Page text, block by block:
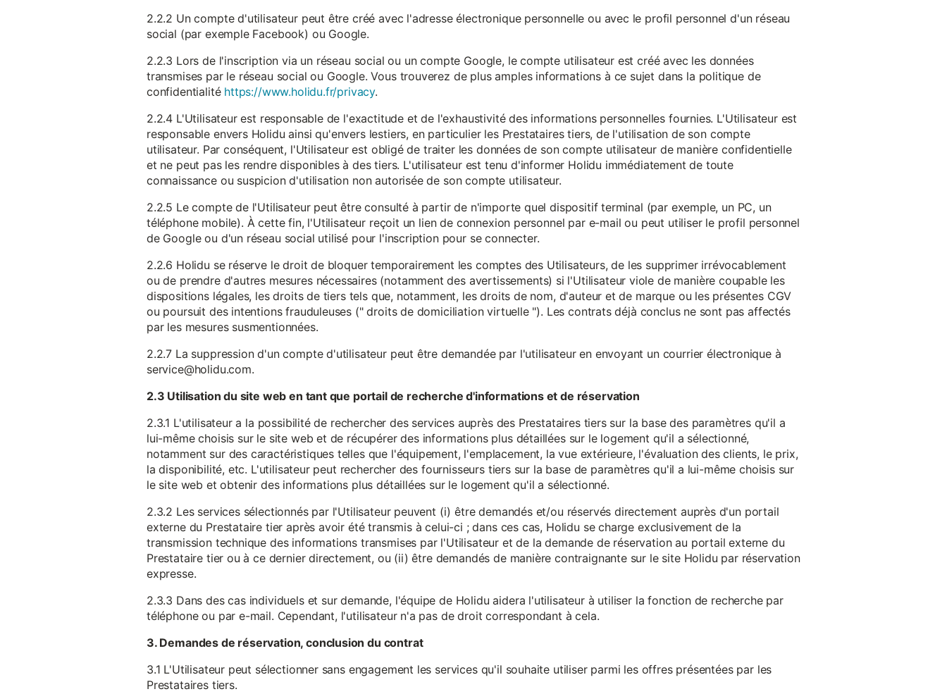
2.2.2 Un compte d'utilisateur peut être créé avec l'adresse électronique personnelle ou avec le profil personnel d'un réseau
social (par exemple Facebook) ou Google.
2.2.3 Lors de l'inscription via un réseau social ou un compte Google, le compte utilisateur est créé avec les données
transmises par le réseau social ou Google. Vous trouverez de plus amples informations à ce sujet dans la politique de
confidentialité https://www.holidu.fr/privacy.
2.2.4 L'Utilisateur est responsable de l'exactitude et de l'exhaustivité des informations personnelles fournies. L'Utilisateur est
responsable envers Holidu ainsi qu'envers lestiers, en particulier les Prestataires tiers, de l'utilisation de son compte
utilisateur. Par conséquent, l'Utilisateur est obligé de traiter les données de son compte utilisateur de manière confidentielle
et ne peut pas les rendre disponibles à des tiers. L'utilisateur est tenu d'informer Holidu immédiatement de toute
connaissance ou suspicion d'utilisation non autorisée de son compte utilisateur.
2.2.5 Le compte de l'Utilisateur peut être consulté à partir de n'importe quel dispositif terminal (par exemple, un PC, un
téléphone mobile). À cette fin, l'Utilisateur reçoit un lien de connexion personnel par e-mail ou peut utiliser le profil personnel
de Google ou d'un réseau social utilisé pour l'inscription pour se connecter.
2.2.6 Holidu se réserve le droit de bloquer temporairement les comptes des Utilisateurs, de les supprimer irrévocablement
ou de prendre d'autres mesures nécessaires (notamment des avertissements) si l'Utilisateur viole de manière coupable les
dispositions légales, les droits de tiers tels que, notamment, les droits de nom, d'auteur et de marque ou les présentes CGV
ou poursuit des intentions frauduleuses (" droits de domiciliation virtuelle "). Les contrats déjà conclus ne sont pas affectés
par les mesures susmentionnées.
2.2.7 La suppression d'un compte d'utilisateur peut être demandée par l'utilisateur en envoyant un courrier électronique à
service@holidu.com.
2.3 Utilisation du site web en tant que portail de recherche d'informations et de réservation
2.3.1 L'utilisateur a la possibilité de rechercher des services auprès des Prestataires tiers sur la base des paramètres qu'il a
lui-même choisis sur le site web et de récupérer des informations plus détaillées sur le logement qu'il a sélectionné,
notamment sur des caractéristiques telles que l'équipement, l'emplacement, la vue extérieure, l'évaluation des clients, le prix,
la disponibilité, etc. L'utilisateur peut rechercher des fournisseurs tiers sur la base de paramètres qu'il a lui-même choisis sur
le site web et obtenir des informations plus détaillées sur le logement qu'il a sélectionné.
2.3.2 Les services sélectionnés par l'Utilisateur peuvent (i) être demandés et/ou réservés directement auprès d'un portail
externe du Prestataire tier après avoir été transmis à celui-ci ; dans ces cas, Holidu se charge exclusivement de la
transmission technique des informations transmises par l'Utilisateur et de la demande de réservation au portail externe du
Prestataire tier ou à ce dernier directement, ou (ii) être demandés de manière contraignante sur le site Holidu par réservation
expresse.
2.3.3 Dans des cas individuels et sur demande, l'équipe de Holidu aidera l'utilisateur à utiliser la fonction de recherche par
téléphone ou par e-mail. Cependant, l'utilisateur n'a pas de droit correspondant à cela.
3. Demandes de réservation, conclusion du contrat
3.1 L'Utilisateur peut sélectionner sans engagement les services qu'il souhaite utiliser parmi les offres présentées par les
Prestataires tiers.